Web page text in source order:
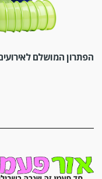
הפתרון המושלם